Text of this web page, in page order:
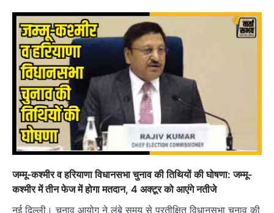
जम्मू-कश्मीर व हरियाणा विधानसभा चुनाव की तिथियों की घोषणा: जम्मू-
कश्मीर में तीन फेज में होगा मतदान, 4 अक्टूर को आएंगे नतीजे
नई दिल्ली। चुनाव आयोग ने लंबे समय से प्रतीक्षित विधानसभा चुनाव की